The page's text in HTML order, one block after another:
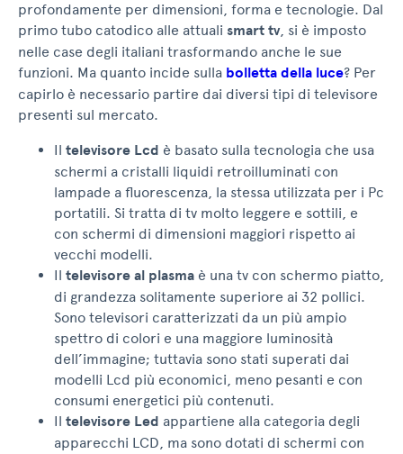
profondamente per dimensioni, forma e tecnologie. Dal
primo tubo catodico alle attuali smart tv, si è imposto
nelle case degli italiani trasformando anche le sue
funzioni. Ma quanto incide sulla bolletta della luce? Per
capirlo è necessario partire dai diversi tipi di televisore
presenti sul mercato.
Il televisore Lcd è basato sulla tecnologia che usa
schermi a cristalli liquidi retroilluminati con
lampade a fluorescenza, la stessa utilizzata per i Pc
portatili. Si tratta di tv molto leggere e sottili, e
con schermi di dimensioni maggiori rispetto ai
vecchi modelli.
Il televisore al plasma è una tv con schermo piatto,
di grandezza solitamente superiore ai 32 pollici.
Sono televisori caratterizzati da un più ampio
spettro di colori e una maggiore luminosità
dell’immagine; tuttavia sono stati superati dai
modelli Lcd più economici, meno pesanti e con
consumi energetici più contenuti.
Il televisore Led appartiene alla categoria degli
apparecchi LCD, ma sono dotati di schermi con